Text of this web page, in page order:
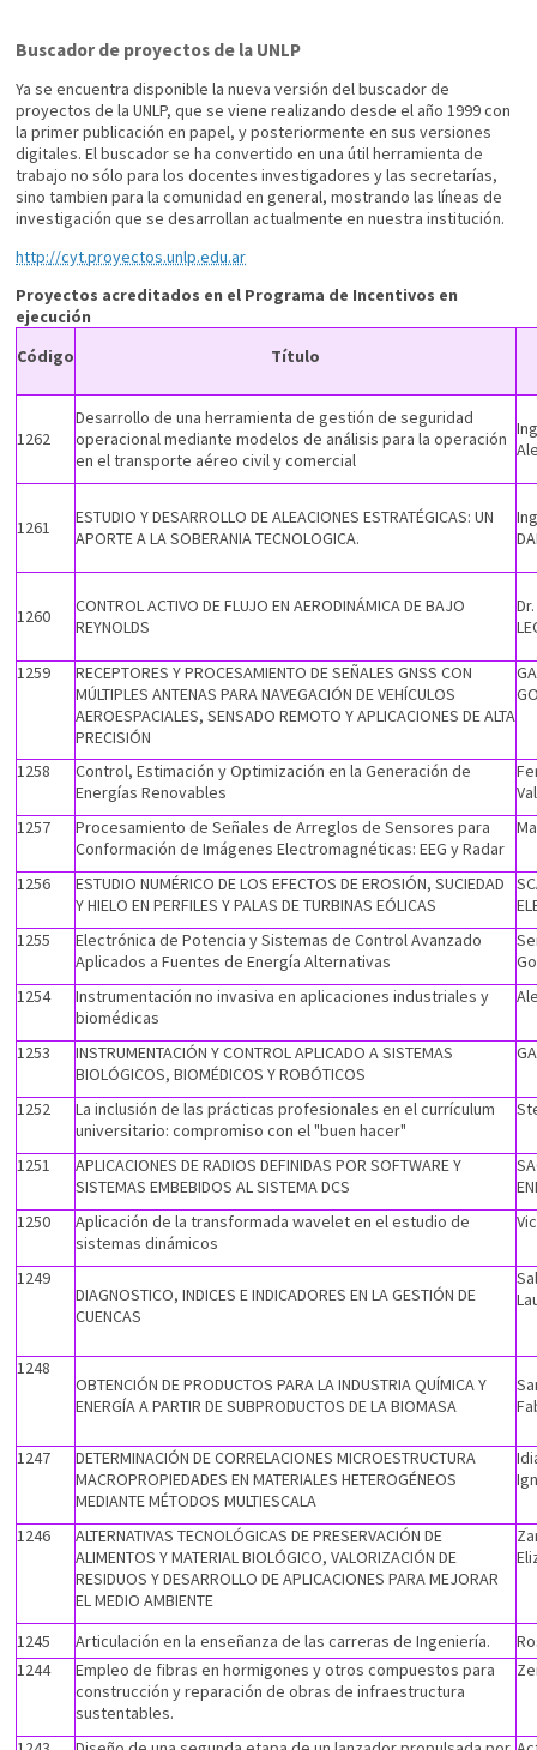
Buscador de proyectos de la UNLP
Ya se encuentra disponible la nueva versión del buscador de
proyectos de la UNLP, que se viene realizando desde el año 1999 con
la primer publicación en papel, y posteriormente en sus versiones
digitales. El buscador se ha convertido en una útil herramienta de
trabajo no sólo para los docentes investigadores y las secretarías,
sino tambien para la comunidad en general, mostrando las líneas de
investigación que se desarrollan actualmente en nuestra institución.
http://cyt.proyectos.unlp.edu.ar
Proyectos acreditados en el Programa de Incentivos en
ejecución
Código
Título
1262
Desarrollo de una herramienta de gestión de seguridad
operacional mediante modelos de análisis para la operación
en el transporte aéreo civil y comercial
1261
ESTUDIO Y DESARROLLO DE ALEACIONES ESTRATÉGICAS: UN
APORTE A LA SOBERANIA TECNOLOGICA.
1260
CONTROL ACTIVO DE FLUJO EN AERODINÁMICA DE BAJO
REYNOLDS
1259
RECEPTORES Y PROCESAMIENTO DE SEÑALES GNSS CON
MÚLTIPLES ANTENAS PARA NAVEGACIÓN DE VEHÍCULOS
AEROESPACIALES, SENSADO REMOTO Y APLICACIONES DE ALTA
PRECISIÓN
1258
Control, Estimación y Optimización en la Generación de
Energías Renovables
1257
Procesamiento de Señales de Arreglos de Sensores para
Conformación de Imágenes Electromagnéticas: EEG y Radar
1256
ESTUDIO NUMÉRICO DE LOS EFECTOS DE EROSIÓN, SUCIEDAD
Y HIELO EN PERFILES Y PALAS DE TURBINAS EÓLICAS
1255
Electrónica de Potencia y Sistemas de Control Avanzado
Aplicados a Fuentes de Energía Alternativas
1254
Instrumentación no invasiva en aplicaciones industriales y
biomédicas
1253
INSTRUMENTACIÓN Y CONTROL APLICADO A SISTEMAS
BIOLÓGICOS, BIOMÉDICOS Y ROBÓTICOS
1252
La inclusión de las prácticas profesionales en el currículum
universitario: compromiso con el "buen hacer"
1251
APLICACIONES DE RADIOS DEFINIDAS POR SOFTWARE Y
SISTEMAS EMBEBIDOS AL SISTEMA DCS
1250
Aplicación de la transformada wavelet en el estudio de
sistemas dinámicos
1249
DIAGNOSTICO, INDICES E INDICADORES EN LA GESTIÓN DE
CUENCAS
1248
OBTENCIÓN DE PRODUCTOS PARA LA INDUSTRIA QUÍMICA Y
ENERGÍA A PARTIR DE SUBPRODUCTOS DE LA BIOMASA
1247
DETERMINACIÓN DE CORRELACIONES MICROESTRUCTURA
MACROPROPIEDADES EN MATERIALES HETEROGÉNEOS
MEDIANTE MÉTODOS MULTIESCALA
1246
ALTERNATIVAS TECNOLÓGICAS DE PRESERVACIÓN DE
ALIMENTOS Y MATERIAL BIOLÓGICO, VALORIZACIÓN DE
RESIDUOS Y DESARROLLO DE APLICACIONES PARA MEJORAR
EL MEDIO AMBIENTE
1245 Articulación en la enseñanza de las carreras de Ingeniería.
1244
Empleo de fibras en hormigones y otros compuestos para
construcción y reparación de obras de infraestructura
sustentables.